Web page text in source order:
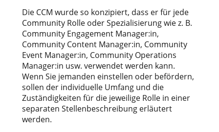
Die CCM wurde so konzipiert, dass er für jede
Community Rolle oder Spezialisierung wie z. B.
Community Engagement Manager:in,
Community Content Manager:in, Community
Event Manager:in, Community Operations
Manager:in usw. verwendet werden kann.
Wenn Sie jemanden einstellen oder befördern,
sollen der individuelle Umfang und die
Zuständigkeiten für die jeweilige Rolle in einer
separaten Stellenbeschreibung erläutert
werden.